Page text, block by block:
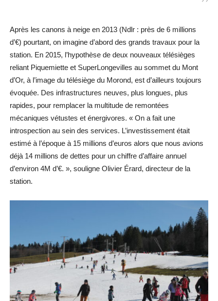
Après les canons à neige en 2013 (Ndlr : près de 6 millions
d’€) pourtant, on imagine d’abord des grands travaux pour la
station. En 2015, l’hypothèse de deux nouveaux télésièges
reliant Piquemiette et SuperLongevilles au sommet du Mont
d’Or, à l’image du télésiège du Morond, est d’ailleurs toujours
évoquée. Des infrastructures neuves, plus longues, plus
rapides, pour remplacer la multitude de remontées
mécaniques vétustes et énergivores. « On a fait une
introspection au sein des services. L’investissement était
estimé à l’époque à 15 millions d’euros alors que nous avions
déjà 14 millions de dettes pour un chiffre d’affaire annuel
d’environ 4M d’€. », souligne Olivier Érard, directeur de la
station.